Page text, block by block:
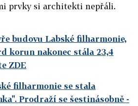
prvky si architekti nepřáli.
budovu Labské filharmonie,
korun nakonec stála 23,4
ZDE
filharmonie se stala
Prodraží se šestinásobně -